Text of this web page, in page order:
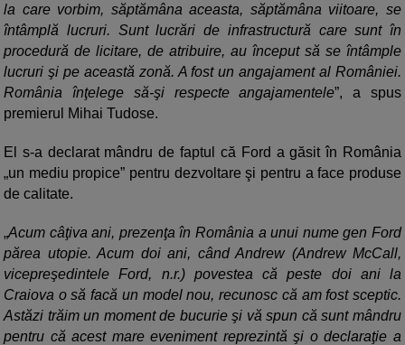
la care vorbim, săptămâna aceasta, săptămâna viitoare, se
întâmplă lucruri. Sunt lucrări de infrastructură care sunt în
procedură de licitare, de atribuire, au început să se întâmple
lucruri şi pe această zonă. A fost un angajament al României.
România înţelege să-şi respecte angajamentele”, a spus
premierul Mihai Tudose.
El s-a declarat mândru de faptul că Ford a găsit în România
un mediu propice” pentru dezvoltare şi pentru a face produse
de calitate.
Acum câţiva ani, prezenţa în România a unui nume gen Ford
părea utopie. Acum doi ani, când Andrew (Andrew McCall,
vicepreşedintele Ford, n.r.) povestea că peste doi ani la
Craiova o să facă un model nou, recunosc că am fost sceptic.
Astăzi trăim un moment de bucurie şi vă spun că sunt mândru
pentru că acest mare eveniment reprezintă şi o declaraţie a